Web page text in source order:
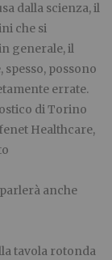
dalla scienza, il
che si
generale, il
possono
errate.
di Torino
Healthcare,
anche
tavola rotonda